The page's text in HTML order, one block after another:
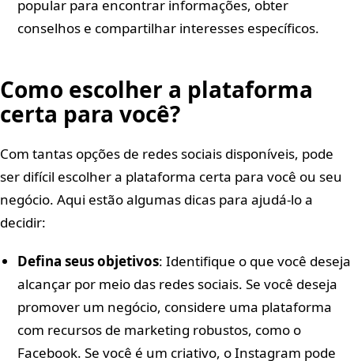
popular para encontrar informações, obter
conselhos e compartilhar interesses específicos.
Como escolher a plataforma
certa para você?
Com tantas opções de redes sociais disponíveis, pode
ser difícil escolher a plataforma certa para você ou seu
negócio. Aqui estão algumas dicas para ajudá-lo a
decidir:
Defina seus objetivos: Identifique o que você deseja
alcançar por meio das redes sociais. Se você deseja
promover um negócio, considere uma plataforma
com recursos de marketing robustos, como o
Facebook. Se você é um criativo, o Instagram pode